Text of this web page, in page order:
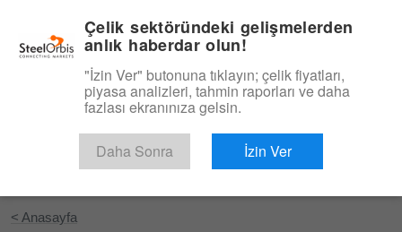
Ücretsiz Deneyin
< Anasayfa
Çelik sektöründeki gelişmelerden
anlık haberdar olun!
"İzin Ver" butonuna tıklayın; çelik fiyatları,
piyasa analizleri, tahmin raporları ve daha
fazlası ekranınıza gelsin.
Daha Sonra İzin Ver